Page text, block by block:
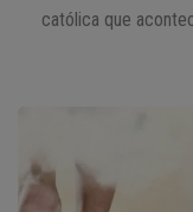
católica que